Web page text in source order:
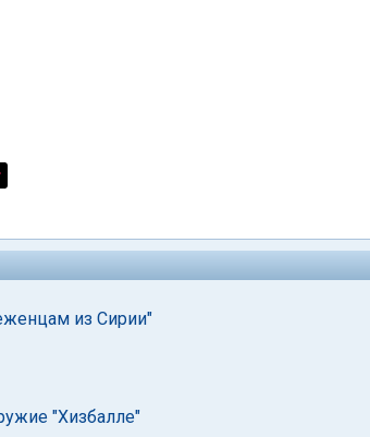
из Сирии"
"Хизбалле"